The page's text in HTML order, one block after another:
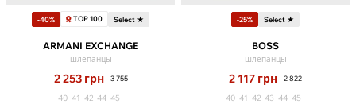
-40% TOP 100 Select ★
ARMANI EXCHANGE
шлепанцы
2 253 грн 3 755
40 41 42 44 45
-25% Select ★
BOSS
шлепанцы
2 117 грн 2 822
40 41 42 43 44 45